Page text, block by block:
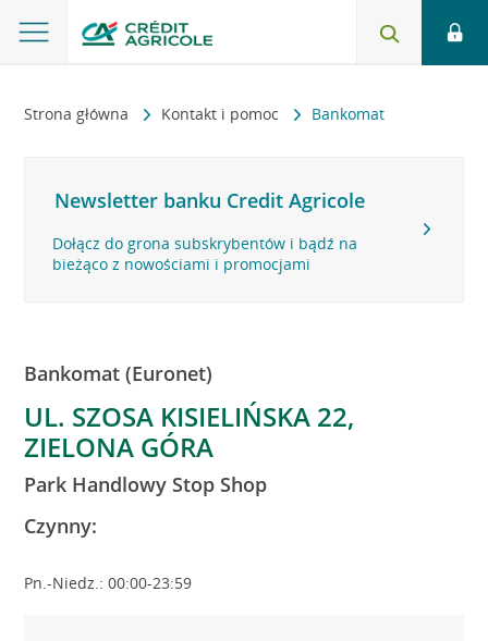
Strona główna Kontakt i pomoc Bankomat
Newsletter banku Credit Agricole
Dołącz do grona subskrybentów i bądź na
bieżąco z nowościami i promocjami
Bankomat (Euronet)
UL. SZOSA KISIELIŃSKA 22,
ZIELONA GÓRA
Park Handlowy Stop Shop
Czynny:
Pn.-Niedz.: 00:00-23:59